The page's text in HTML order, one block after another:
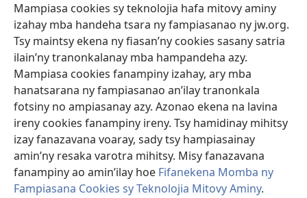
Mampiasa cookies sy teknolojia hafa mitovy aminy
izahay mba handeha tsara ny fampiasanao ny jw.org.
Tsy maintsy ekena ny fiasan’ny cookies sasany satria
ilain’ny tranonkalanay mba hampandeha azy.
Mampiasa cookies fanampiny izahay, ary mba
hanatsarana ny fampiasanao an’ilay tranonkala
fotsiny no ampiasanay azy. Azonao ekena na lavina
ireny cookies fanampiny ireny. Tsy hamidinay mihitsy
izay fanazavana voaray, sady tsy hampiasainay
amin’ny resaka varotra mihitsy. Misy fanazavana
fanampiny ao amin’ilay hoe Fifanekena Momba ny
Fampiasana Cookies sy Teknolojia Mitovy Aminy.
Fanomezana
(manokatra
rohy)
FITEHIRIZAM-BOKIN’NY Vavolombelon’i Jehovah
(manokatra
rohy)
JW Hub
(manokatra
rohy)
JW Library
Watchtower Library ®